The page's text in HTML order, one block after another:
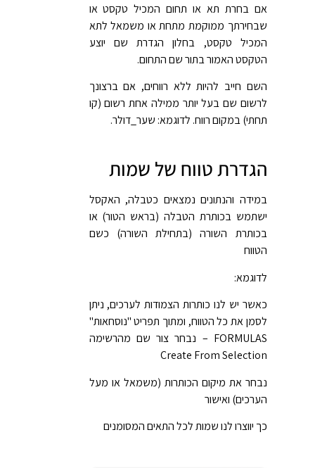
אם בחרת תא או תחום המכיל טקסט או
שבחירתך ממוקמת מתחת או משמאל לתא
המכיל טקסט, בחלון הגדרת שם יוצע
הטקסט האמור בתור שם התחום.
השם חייב להיות ללא רווחים, אם ברצונך
לרשום שם בעל יותר ממילה אחת רשום (קו
תחתי) במקום רווח. לדוגמא: שער_דולר.
הגדרת טווח של שמות
במידה והנתונים נמצאים כטבלה, האקסל
ישתמש בכותרת הטבלה (בראש הטור) או
בכותרת השורה (בתחילת השורה) כשם
הטווח
לדוגמא:
כאשר יש לנו כותרות הצמודות לערכים, ניתן
לסמן את כל הטווח, ומתוך תפריט "נוסחאות"
FORMULAS – נבחר צור שם מהרשימה
Create From Selection
נבחר את מיקום הכותרות (משמאל או מעל
הערכים) ואישור
כך יווצרו לנו שמות לכל התאים המסומנים